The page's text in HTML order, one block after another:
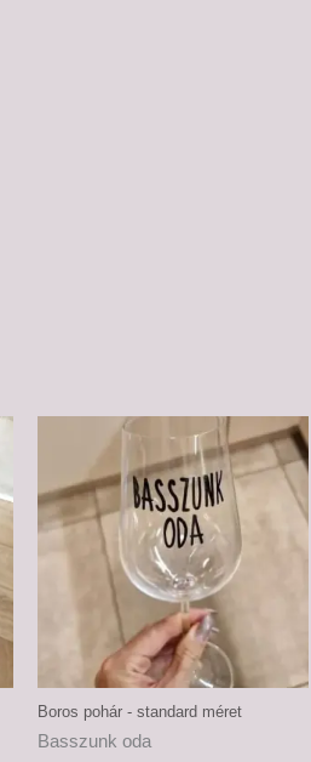
Boros pohár - standard méret
Basszunk oda